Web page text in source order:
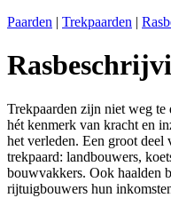
Paarden | Trekpaarden |
Trekpaarden zijn niet weg
hét kenmerk van kracht en
het verleden. Een groot deel
trekpaard: landbouwers,
bouwvakkers. Ook haalden
rijtuigbouwers hun